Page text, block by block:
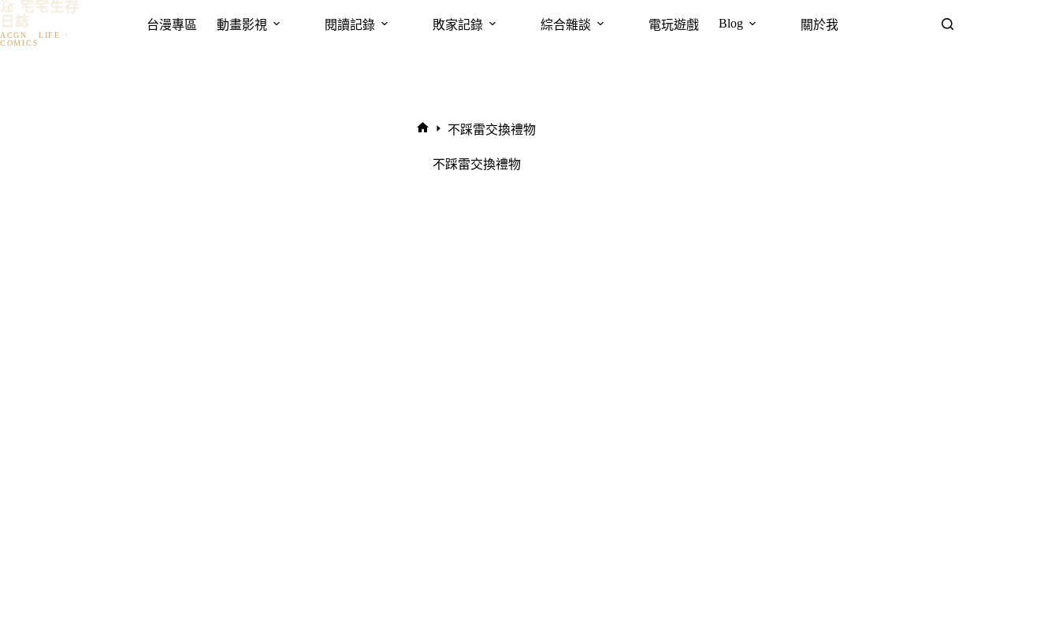
跳
至
主
𓃠 宅宅生存
日誌
台漫專區 動畫影視 閱讀記錄 敗家記錄 綜合雜談 電玩遊戲 Blog 關於我
頁
不踩雷交換禮物
不踩雷交換禮物